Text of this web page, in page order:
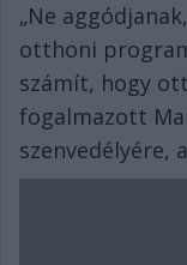
„Ne
otthoni
számít, hogy
fogalmazott
szenvedélyére,